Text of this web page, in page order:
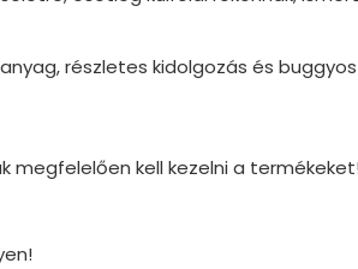
részletes kidolgozás és
kell kezelni a